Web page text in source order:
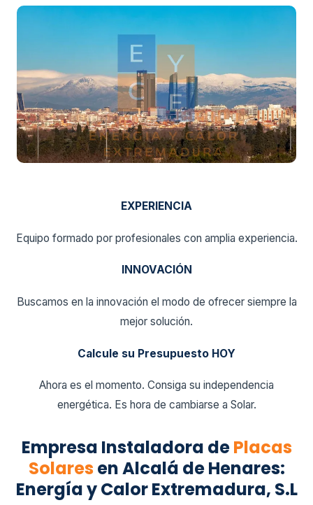
EXPERIENCIA
Equipo formado por profesionales con amplia experiencia.
INNOVACIÓN
Buscamos en la innovación el modo de ofrecer siempre la
mejor solución.
Calcule su Presupuesto HOY
Ahora es el momento. Consiga su independencia
energética. Es hora de cambiarse a Solar.
Empresa Instaladora dePlacas
Solares en Alcalá de Henares:
Energía y Calor Extremadura, S.L